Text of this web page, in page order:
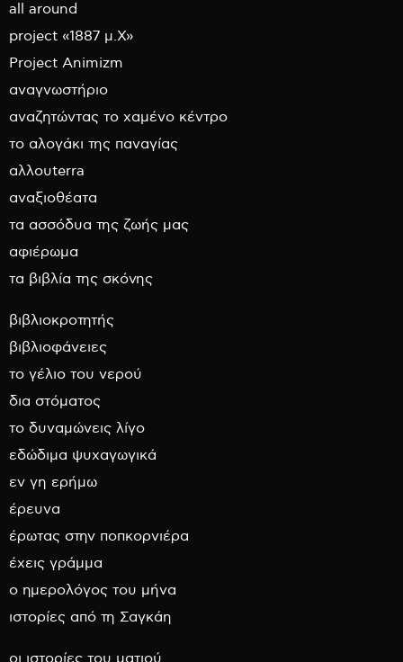
all around
project «1887 μ.Χ»
Project Animizm
αναγνωστήριο
αναζητώντας το χαμένο κέντρο
το αλογάκι της παναγίας
αλλουterra
αναξιοθέατα
τα ασσόδυα της ζωής μας
αφιέρωμα
τα βιβλία της σκόνης
βιβλιοκροτητής
βιβλιοφάνειες
το γέλιο του νερού
δια στόματος
το δυναμώνεις λίγο
εδώδιμα ψυχαγωγικά
εν γη ερήμω
έρευνα
έρωτας στην ποπκορνιέρα
έχεις γράμμα
ο ημερολόγος του μήνα
ιστορίες από τη Σαγκάη